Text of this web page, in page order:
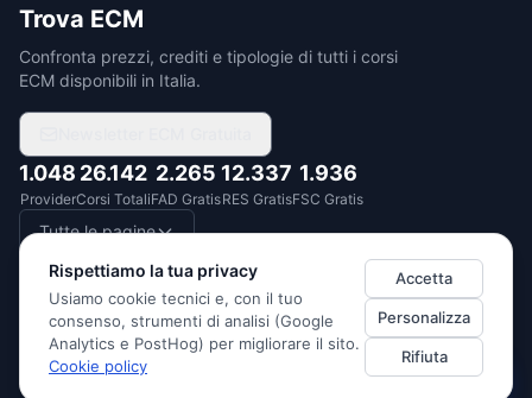
Trova ECM
Confronta prezzi, crediti e tipologie di tutti i corsi
ECM disponibili in Italia.
1.048
Provider
26.142
Corsi Totali
2.265
FAD Gratis
12.337
RES Gratis
1.936
FSC Gratis
Tutte le pagine
DUEDITUTTO SRL· P.IVA14522760967·Via Monte Santo 1/3, 20124
Milano (Italia)
Privacy PolicyCookie Policy Preferenze cookie
Rispettiamo la tua privacy
Usiamo cookie tecnici e, con il tuo
consenso, strumenti di analisi (Google
Analytics e PostHog) per migliorare il sito.
Cookie policy
Accetta
Personalizza
Rifiuta